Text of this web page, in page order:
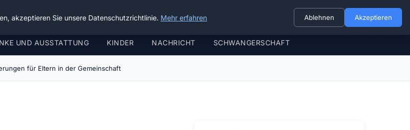
UND AUSSTATTUNG KINDER NACHRICHT SCHWANGERSCHAFT
für Eltern in der Gemeinschaft
akzeptieren Sie unsere Datenschutzrichtlinie. Mehr erfahren Ablehnen Akzeptieren